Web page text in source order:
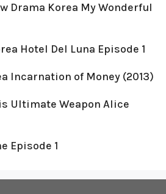
Drama Korea My Wonderful
Hotel Del Luna Episode 1
Incarnation of Money (2013)
Ultimate Weapon Alice
Episode 1